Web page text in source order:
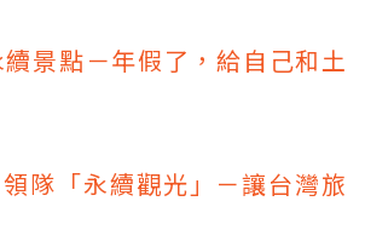
景點－年假了，給自己和土
隊「永續觀光」－讓台灣旅